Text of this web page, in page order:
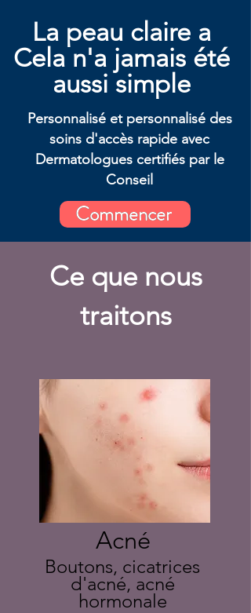
La peau claire a
Cela n'a jamais été
aussi simple
Personnalisé et personnalisé des
soins d'accès rapide avec
Dermatologues certifiés par le
Conseil
Commencer
Ce que nous
traitons
Acné
Boutons, cicatrices
d'acné, acné
hormonale